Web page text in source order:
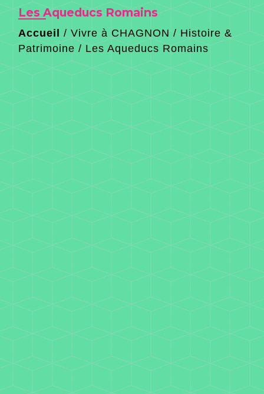
Les Aqueducs Romains
Accueil/ Vivre à CHAGNON /Histoire &
Patrimoine / Les Aqueducs Romains